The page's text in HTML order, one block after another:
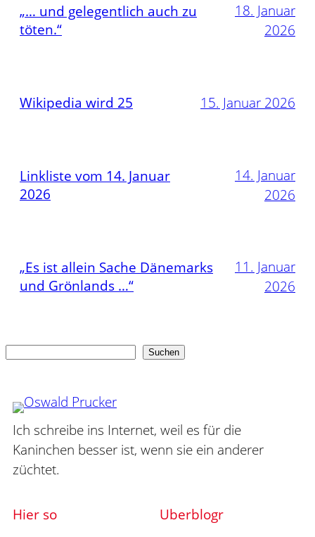
„… und gelegentlich auch zu
töten.“
18. Januar
2026
Wikipedia wird 25 15. Januar 2026
Linkliste vom 14. Januar
2026
14. Januar
2026
„Es ist allein Sache Dänemarks
und Grönlands …“
11. Januar
2026
Suchen
Ich schreibe ins Internet, weil es für die
Kaninchen besser ist, wenn sie ein anderer
züchtet.
Hier so Uberblogr